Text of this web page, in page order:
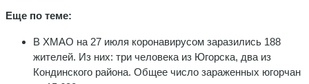
Еще по теме:
В ХМАО на 27 июля коронавирусом заразились 188
жителей. Из них: три человека из Югорска, два из
Кондинского района. Общее число зараженных югорчан